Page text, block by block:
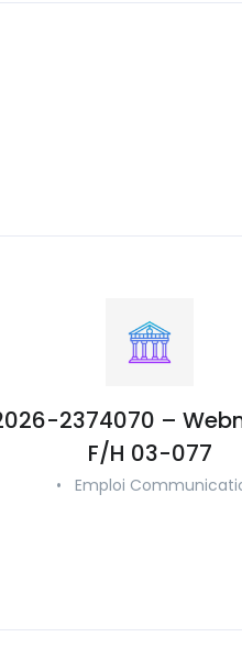
2374070 –
F/H 03-077
• Emploi